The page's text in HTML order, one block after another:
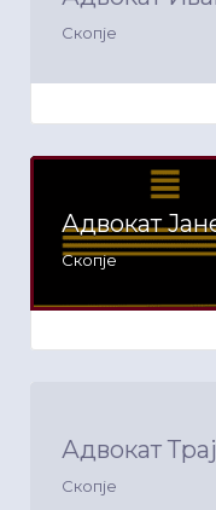
Скопје
Адвокат
Скопје
Адвокат
Скопје